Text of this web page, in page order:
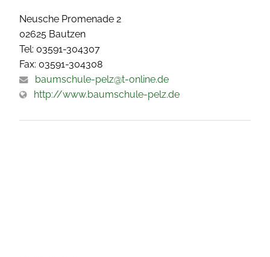
Neusche Promenade 2
02625 Bautzen
Tel: 03591-304307
Fax: 03591-304308
baumschule-pelz@t-online.de
http://www.baumschule-pelz.de